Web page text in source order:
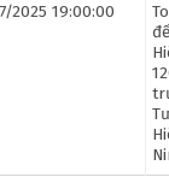
2025 19:00:00